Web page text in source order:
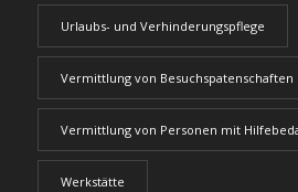
Urlaubs- und Verhinderungspflege
Vermittlung von Besuchspatenschaften
Vermittlung von Personen mit
Werkstätte